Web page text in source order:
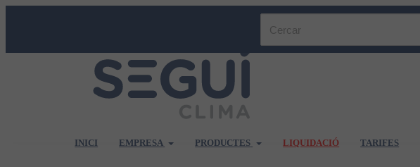
INICI EMPRESA PRODUCTES LIQUIDACIÓ TARIFES